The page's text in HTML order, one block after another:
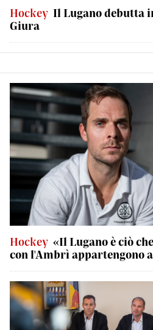
Hockey Il Lugano debutta
Giura
Hockey «Il Lugano è ciò
con l'Ambrì appartengono